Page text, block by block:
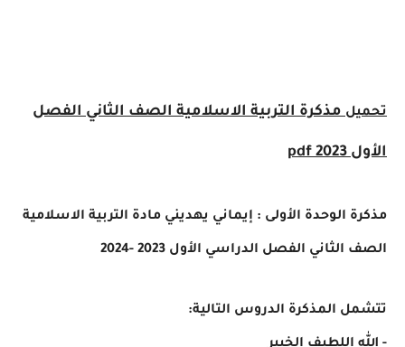
مذكرة التربية الاسلامية الصف الثاني الفصل
الوحدة الأولى : إيماني يهديني مادة التربية الاسلامية
الثاني الفصل الدراسيالأول 2023 -2024
المذكرة الدروس التالية:
اللطيف الخبير